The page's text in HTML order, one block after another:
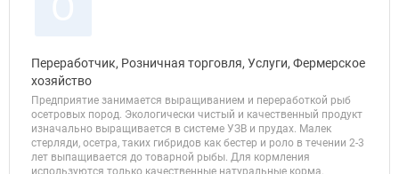
Переработчик, Розничная торговля, Услуги, Фермерское
хозяйство
Предприятие занимается выращиванием и переработкой рыб
осетровых пород. Экологически чистый и качественный продукт
изначально выращивается в системе УЗВ и прудах. Малек
стерляди, осетра, таких гибридов как бестер и роло в течении 2-3
лет выпащивается до товарной рыбы. Для кормления
используются только качественные натуральные корма,